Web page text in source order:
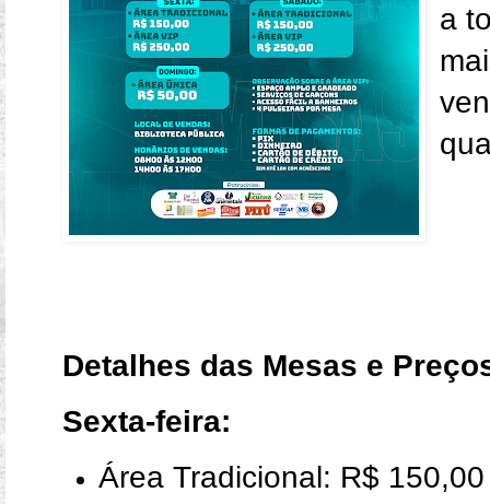
a
Detalhes das Mesas e
Sexta-feira:
Área Tradicional: R$ 150,00